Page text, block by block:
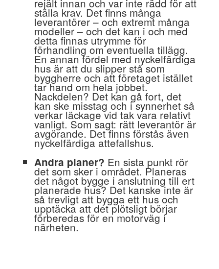
rejält innan och var inte rädd för att
ställa krav. Det finns många
leverantörer – och extremt många
modeller – och det kan i och med
detta finnas utrymme för
förhandling om eventuella tillägg.
En annan fördel med nyckelfärdiga
hus är att du slipper stå som
byggherre och att företaget istället
tar hand om hela jobbet.
Nackdelen? Det kan gå fort, det
kan ske misstag och i synnerhet så
verkar läckage vid tak vara relativt
vanligt. Som sagt: rätt leverantör är
avgörande. Det finns förstås även
nyckelfärdiga attefallshus.
Andra planer? En sista punkt rör
det som sker i området. Planeras
det något bygge i anslutning till ert
planerade hus? Det kanske inte är
så trevligt att bygga ett hus och
upptäcka att det plötsligt börjar
förberedas för en motorväg i
närheten.